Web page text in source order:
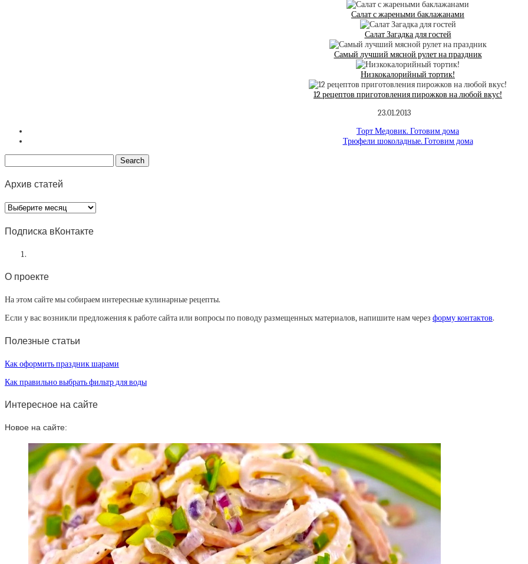
Салат с жареными баклажанами
Салат Загадка для гостей
Самый лучший мясной рулет на праздник
Низкокалорийный тортик!
12 рецептов приготовления пирожков на любой вкус!
23.01.2013
Торт Медовик. Готовим дома
Трюфели шоколадные. Готовим дома
Архив статей
Архив
статей
Подписка вКонтакте
О проекте
На этом сайте мы собираем интересные кулинарные рецепты.
Если у вас возникли предложения к работе сайта или вопросы по поводу размещенных материалов, напишите нам через форму контактов.
Полезные статьи
Как оформить праздник шарами
Как правильно выбрать фильтр для воды
Интересное на сайте
Новое на сайте: